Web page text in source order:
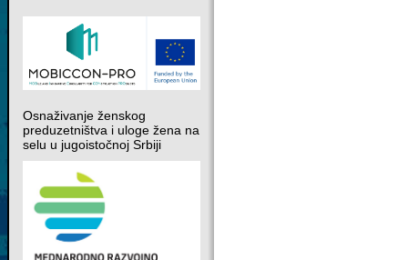
Osnaživanje ženskog
preduzetništva i uloge žena na
selu u jugoistočnoj Srbiji